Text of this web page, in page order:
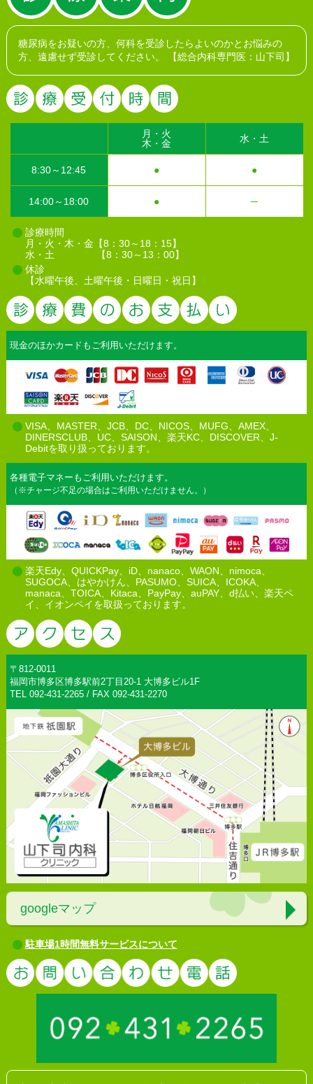
糖尿病をお疑いの方、何科を受診したらよいのかとお悩みの
方、遠慮せず受診してください。
【総合内科専門医：山下司】
月・火
木・金
水・土
8:30～12:45 ● ●
14:00～18:00 ● ─
診療時間
月・火・木・金【8：30～18：15】
水・土 【8：30～13：00】
休診
【水曜午後、土曜午後・日曜日・祝日】
診療費の
現金のほかカードもご利用いただけます。
VISA、MASTER、JCB、DC、NICOS、MUFG、AMEX、
DINERSCLUB、UC、SAISON、楽天KC、DISCOVER、J-
Debitを取り扱っております。
各種電子マネーもご利用いただけます。
（※チャージ不足の場合はご利用いただけません。）
楽天Edy、QUICKPay、iD、nanaco、WAON、nimoca、
SUGOCA、はやかけん、PASUMO、SUICA、ICOKA、
manaca、TOICA、Kitaca、PayPay、auPAY、d払い、楽天ペ
イ、イオンペイを取扱っております。
〒812-0011
福岡市博多区博多駅前2丁目20-1 大博多ビル1F
TEL 092-431-2265 / FAX 092-431-2270
googleマップ
駐車場1時間無料サービスについて
お問い合